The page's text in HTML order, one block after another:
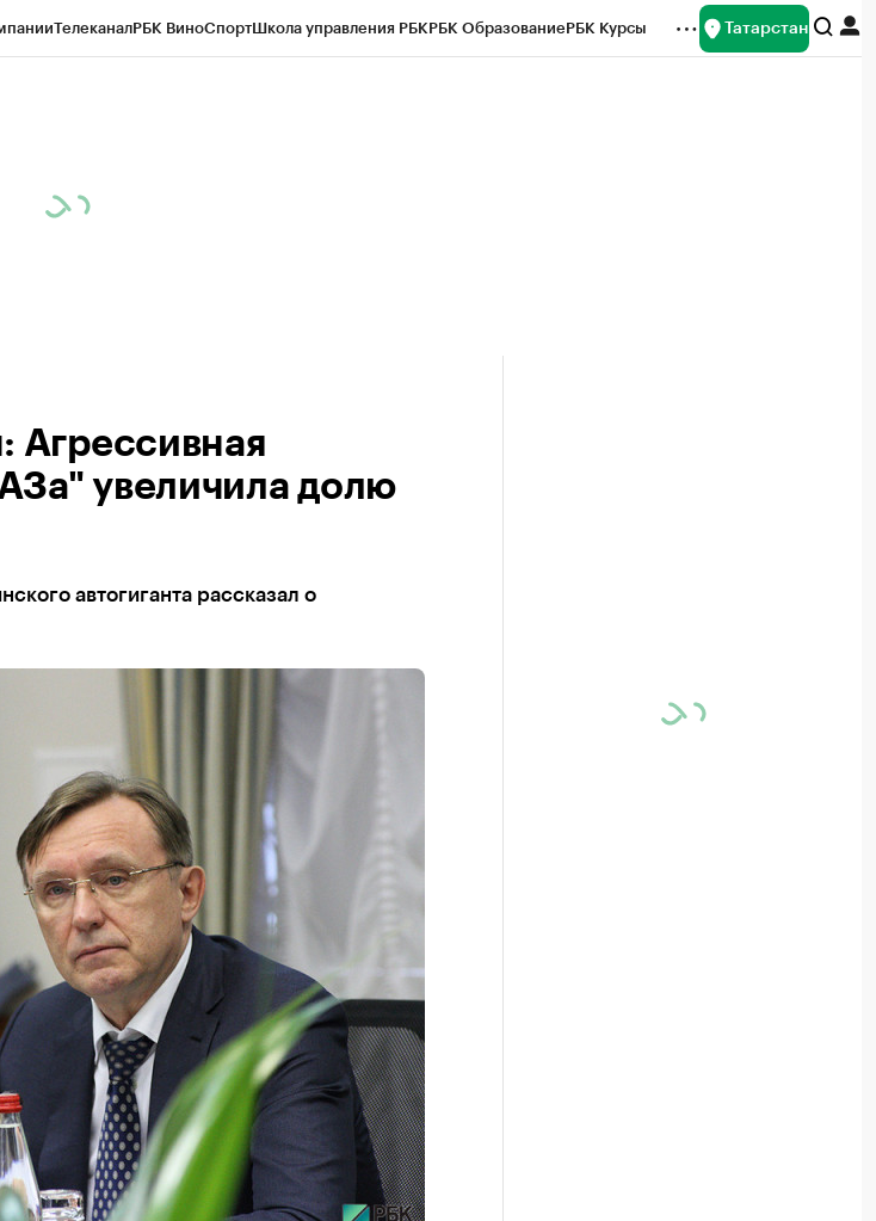
ТелеканалРБК ВиноСпортШкола управления РБКРБК ОбразованиеРБК Курсы Татарстан
Агрессивная
увеличила долю
автогиганта рассказал о